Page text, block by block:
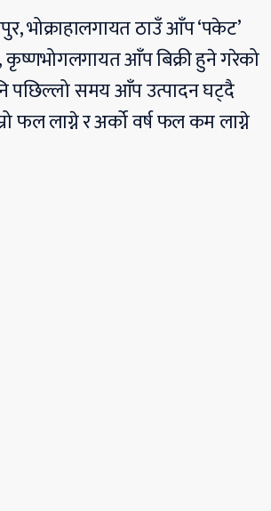
भोक्राहालगायत ठाउँ आँप ‘पकेट’
कृष्णभोगलगायत आँप बिक्री हुने गरेको
पछिल्लो समय आँप उत्पादन घट्दै
फल लाग्ने र अर्को वर्ष फल कम लाग्ने